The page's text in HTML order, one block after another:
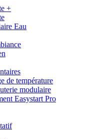
+
Eau
de température
modulaire
Easystart Pro